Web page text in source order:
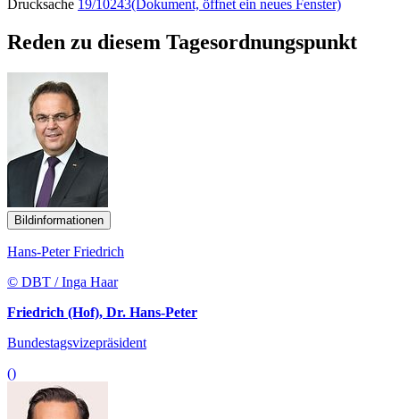
Drucksache 19/10243(Dokument, öffnet ein neues Fenster)
Reden zu diesem Tagesordnungspunkt
Bildinformationen
Hans-Peter Friedrich
© DBT / Inga Haar
Friedrich (Hof), Dr. Hans-Peter
Bundestagsvizepräsident
()